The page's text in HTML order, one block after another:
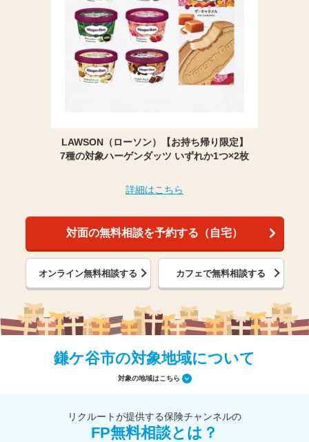
LAWSON（ローソン）【お持ち帰り限定】
7種の対象ハーゲンダッツ いずれか1つ×2枚
詳細はこちら
対面の無料相談を予約する（自宅）
オンライン無料相談する カフェで無料相談する
鎌ケ谷市の対象地域について
対象の地域はこちら
リクルートが提供する保険チャンネルの
FP無料相談とは？